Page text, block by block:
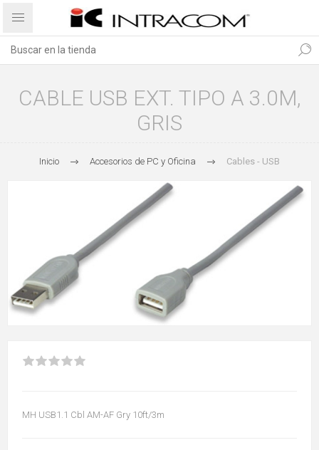
CABLE USB EXT. TIPO A 3.0M,
GRIS
Inicio Accesorios de PC y Oficina Cables - USB
MH USB1.1 Cbl AM-AF Gry 10ft/3m